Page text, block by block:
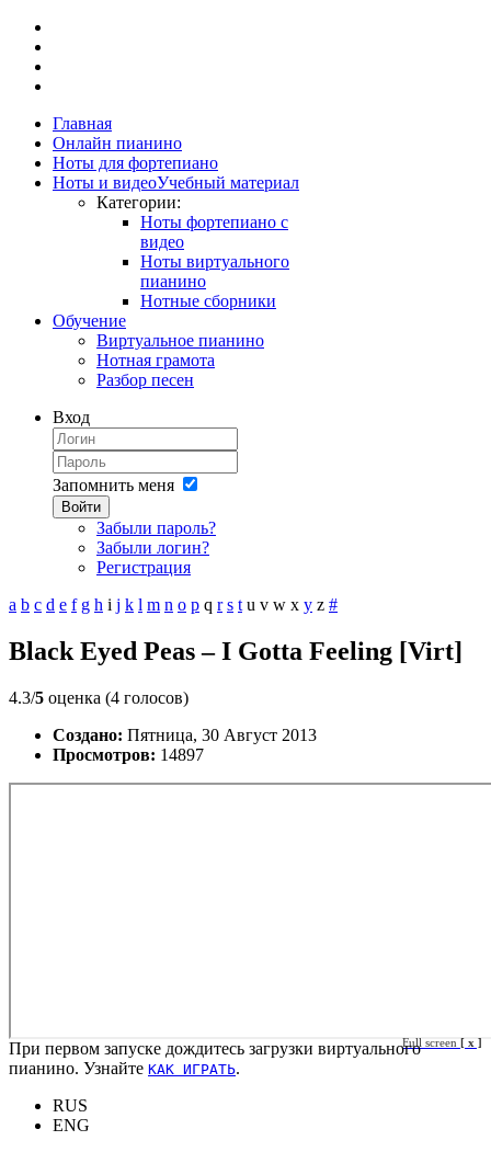
Главная
Онлайн пианино
Ноты для фортепиано
Ноты и видеоУчебный материал
Категории:
Ноты фортепиано с
видео
Ноты виртуального
пианино
Нотные сборники
Обучение
Виртуальное пианино
Нотная грамота
Разбор песен
Вход
Запомнить меня
Войти
Забыли пароль?
Забыли логин?
Регистрация
a b c d e f g h i j k l m n o p q r s t u v w x y z #
Black Eyed Peas – I Gotta Feeling [Virt]
4.3/5 оценка (4 голосов)
Создано: Пятница, 30 Август 2013
Просмотров: 14897
Full screen [ x ]
При первом запуске дождитесь загрузки виртуального
пианино. Узнайте КАК ИГРАТЬ.
RUS
ENG